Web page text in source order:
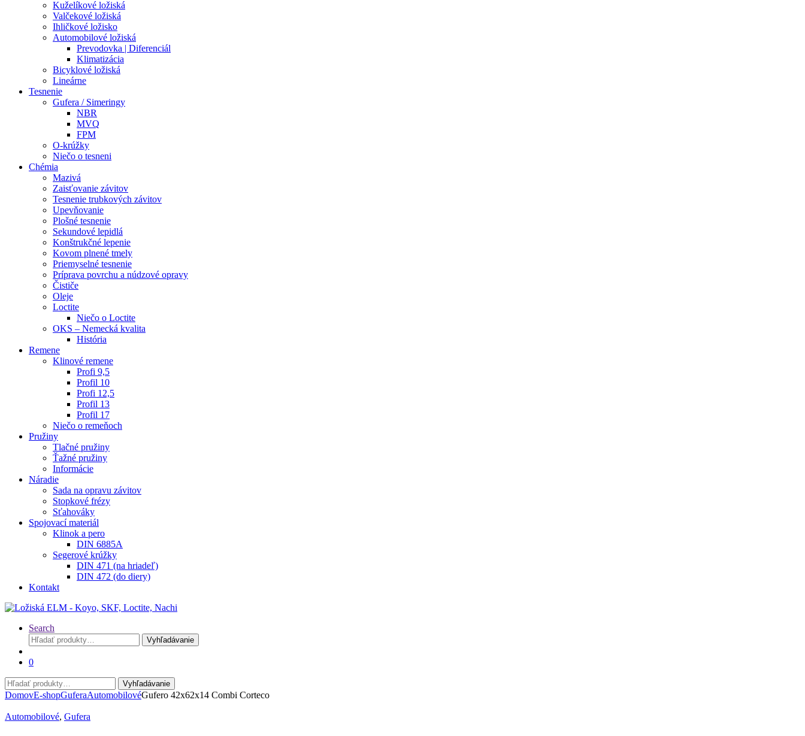
Kuželíkové ložiská
Valčekové ložiská
Ihličkové ložisko
Automobilové ložiská
Prevodovka | Diferenciál
Klimatizácia
Bicyklové ložiská
Lineárne
Tesnenie
Gufera / Simeringy
NBR
MVQ
FPM
O-krúžky
Niečo o tesneni
Chémia
Mazivá
Zaisťovanie závitov
Tesnenie trubkových závitov
Upevňovanie
Plošné tesnenie
Sekundové lepidlá
Konštrukčné lepenie
Kovom plnené tmely
Priemyselné tesnenie
Príprava povrchu a núdzové opravy
Čističe
Oleje
Loctite
Niečo o Loctite
OKS – Nemecká kvalita
História
Remene
Klinové remene
Profi 9,5
Profil 10
Profi 12,5
Profil 13
Profil 17
Niečo o remeňoch
Pružiny
Tlačné pružiny
Ťažné pružiny
Informácie
Náradie
Sada na opravu závitov
Stopkové frézy
Sťahováky
Spojovací materiál
Klinok a pero
DIN 6885A
Segerové krúžky
DIN 471 (na hriadeľ)
DIN 472 (do diery)
Kontakt
Search
Hľadať:
Vyhľadávanie
0
Hľadať:
Vyhľadávanie
DomovE-shopGuferaAutomobilovéGufero 42x62x14 Combi Corteco
Automobilové, Gufera